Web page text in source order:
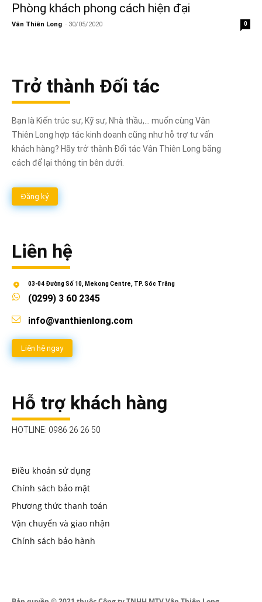
Phòng khách phong cách hiện đại
Vân Thiên Long - 30/05/2020 0
Trở thành Đối tác
Bạn là Kiến trúc sư, Kỹ sư, Nhà thầu,... muốn cùng Vân
Thiên Long hợp tác kinh doanh cũng như hỗ trợ tư vấn
khách hàng? Hãy trở thành Đối tác Vân Thiên Long bằng
cách để lại thông tin bên dưới.
Đăng ký
Liên hệ
03-04 Đường Số 10, Mekong Centre, TP. Sóc Trăng
(0299) 3 60 2345
info@vanthienlong.com
Liên hệ ngay
Hỗ trợ khách hàng
HOTLINE: 0986 26 26 50
Điều khoản sử dụng
Chính sách bảo mật
Phương thức thanh toán
Vận chuyển và giao nhận
Chính sách bảo hành